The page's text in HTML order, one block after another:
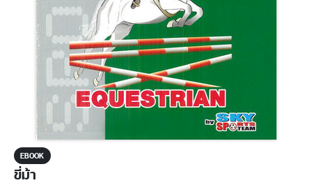
EBOOK
ขี่ม้า